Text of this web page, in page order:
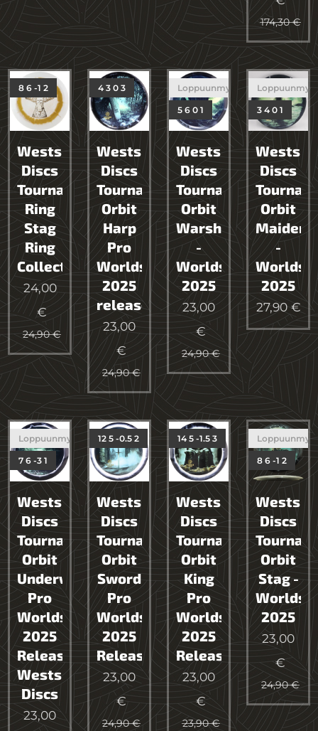
174,30€
Westside
Discs
Tournament
Ring
Stag
Ring
Collection
8 6 -1 2
24,00
€
24,90€
Westside
Discs
Tournament
Orbit
Harp
Pro
Worlds
2025
releasce
4 3 0 3
23,00
€
24,90€
Westside
Discs
Tournament
Orbit
Warship
-
Worlds
2025
Loppuunmyyty
5 6 0 1
23,00
€
24,90€
Discs
Orbit
Maiden
-
Worlds
2025
3 4 0 1
27,90€
Westside
Discs
Tournament
Orbit
Underworld
Pro
Worlds
2025
Release
Westside
Discs
Loppuunmyyty
7 6 -3 1
23,00
Westside
Discs
Tournament
Orbit
Sword
Pro
Worlds
2025
Release
12 5 -0.5 2
23,00
€
24,90€
Westside
Discs
Tournament
Orbit
King
Pro
Worlds
2025
Release
14 5 -1.5 3
23,00
€
23,90€
Discs
Orbit
Stag -
Worlds
2025
8 6 -1 2
23,00
€
24,90€